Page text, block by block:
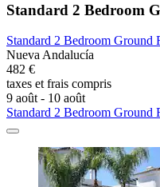
Standard 2 Bedroom
Standard 2 Bedroom Ground
Nueva Andalucía
482 €
taxes et frais compris
9 août - 10 août
Standard 2 Bedroom Ground